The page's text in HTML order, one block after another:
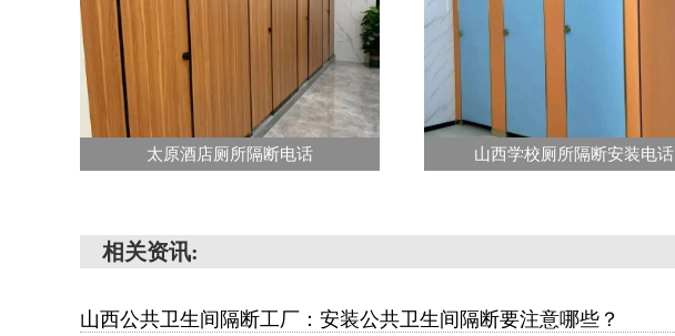
太原酒店厕所隔断电话 山西学校厕所隔断安装电话
相关资讯:
山西公共卫生间隔断工厂：安装公共卫生间隔断要注意哪些？